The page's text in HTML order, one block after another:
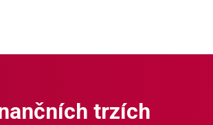
trzích